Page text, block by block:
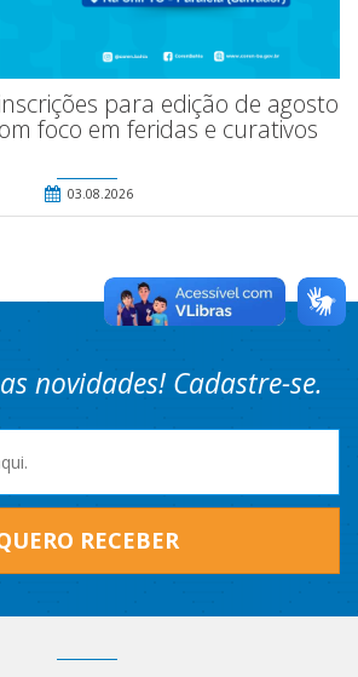
para edição de agosto
foco em feridas e curativos
03.08.2026
novidades! Cadastre-se.
RECEBER